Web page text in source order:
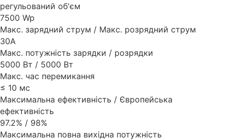
регульований об'єм
7500 Wp
Макс. зарядний струм / Макс. розрядний струм
30A
Макс. потужність зарядки / розрядки
5000 Вт / 5000 Вт
Макс. час перемикання
≤ 10 мс
Максимальна ефективність / Європейська
ефективність
97.2% / 98%
Максимальна повна вихідна потужність